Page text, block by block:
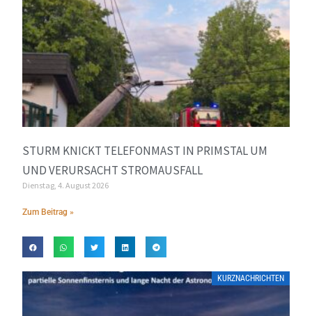
STURM KNICKT TELEFONMAST IN PRIMSTAL UM
UND VERURSACHT STROMAUSFALL
Dienstag, 4. August 2026
Zum Beitrag »
KURZNACHRICHTEN